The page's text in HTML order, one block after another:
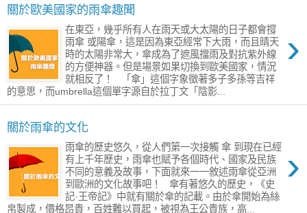
關於歐美國家的雨傘趣聞
›
在東亞，幾乎所有人在雨天或大太陽的日子都會撐
雨傘 或陽傘，這是因為東亞經常下大雨，而且晴天
時的太陽非常大，傘成為了遮風擋雨及對抗紫外線
的方便神器。但是場景如果切換到歐美國家，情況
就相反了！ 「傘」這個字象徵著多子多孫等吉祥
的意思，而umbrella這個單字源自於拉丁文「陰影...
關於雨傘的文化
›
雨傘的歷史悠久，從人們第一次接觸 傘 到現在已經
有上千年歷史，雨傘也賦予各個時代、國家及民族
不同的意義及故事，下面就來一一敘述雨傘從亞洲
到歐洲的文化故事吧！ 傘有著悠久的歷史，《史
記·王帝記》中就有關於傘的記載。由於傘開始為絲
帛製成，價格昂貴，百姓難以買起，被視為王公貴族，高...